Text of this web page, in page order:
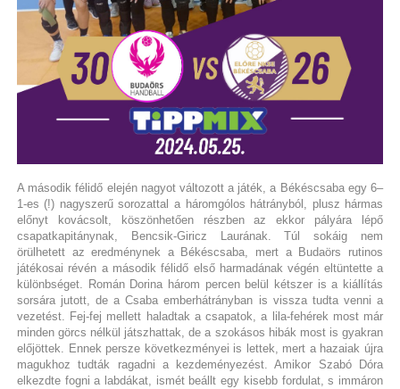
A második félidő elején nagyot változott a játék, a Békéscsaba egy 6–
1-es (!) nagyszerű sorozattal a háromgólos hátrányból, plusz hármas
előnyt kovácsolt, köszönhetően részben az ekkor pályára lépő
csapatkapitánynak, Bencsik-Giricz Laurának. Túl sokáig nem
örülhetett az eredménynek a Békéscsaba, mert a Budaörs rutinos
játékosai révén a második félidő első harmadának végén eltüntette a
különbséget. Román Dorina három percen belül kétszer is a kiállítás
sorsára jutott, de a Csaba emberhátrányban is vissza tudta venni a
vezetést. Fej-fej mellett haladtak a csapatok, a lila-fehérek most már
minden görcs nélkül játszhattak, de a szokásos hibák most is gyakran
előjöttek. Ennek persze következményei is lettek, mert a hazaiak újra
magukhoz tudták ragadni a kezdeményezést. Amikor Szabó Dóra
elkezdte fogni a labdákat, ismét beállt egy kisebb fordulat, s immáron